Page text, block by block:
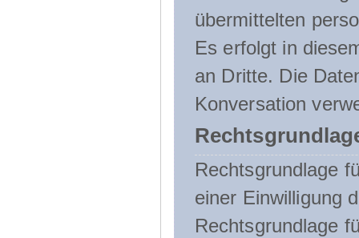
übermittelten
Es erfolgt in
an Dritte. Die
Konversation
Rechtsgrundlage
einer Einwilligung
Rechtsgrundlage